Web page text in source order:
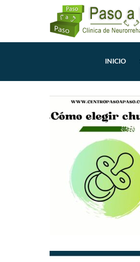
INICIO